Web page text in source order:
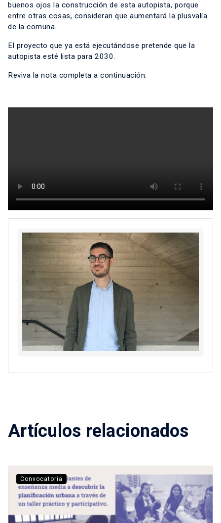
buenos ojos la construcción de esta autopista, porque
entre otras cosas, consideran que aumentará la plusvalía
de la comuna.
El proyecto que ya está ejecutándose pretende que la
autopista esté lista para 2030.
Reviva la nota completa a continuación:
Artículos relacionados
Convocatoria